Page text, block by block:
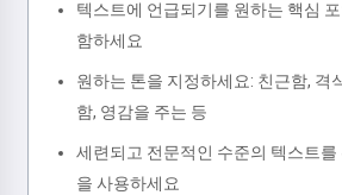
텍스트에 언급되기를 원하는 핵심
함하세요
원하는 톤을 지정하세요: 친근함, 격
함, 영감을 주는 등
세련되고 전문적인 수준의 텍스트를
을 사용하세요